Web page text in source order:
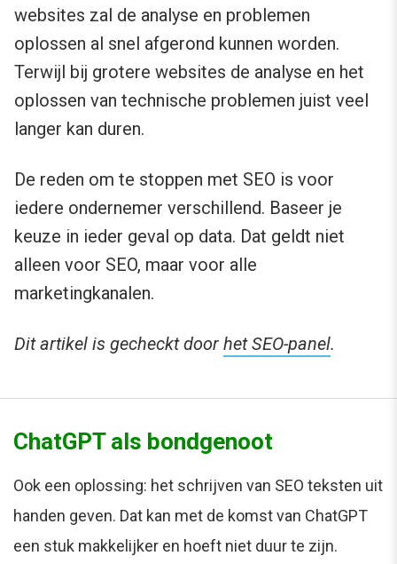
websites zal de analyse en problemen
oplossen al snel afgerond kunnen worden.
Terwijl bij grotere websites de analyse en het
oplossen van technische problemen juist veel
langer kan duren.
De reden om te stoppen met SEO is voor
iedere ondernemer verschillend. Baseer je
keuze in ieder geval op data. Dat geldt niet
alleen voor SEO, maar voor alle
marketingkanalen.
Dit artikel is gecheckt door het SEO-panel.
ChatGPT als bondgenoot
Ook een oplossing: het schrijven van SEO teksten uit
handen geven. Dat kan met de komst van ChatGPT
een stuk makkelijker en hoeft niet duur te zijn.